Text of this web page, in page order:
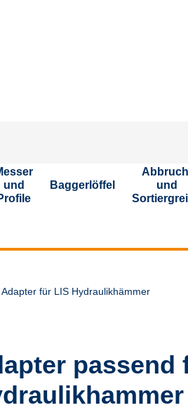
und
Baggerlöffel
und
Adapter für LIS Hydraulikhämmer
passend